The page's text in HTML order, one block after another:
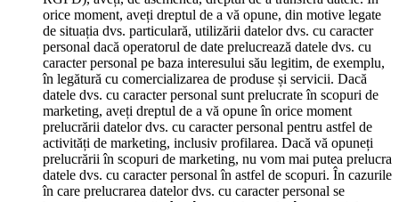
orice moment, aveți dreptul de a vă opune, din motive legate
de situația dvs. particulară, utilizării datelor dvs. cu caracter
personal dacă operatorul de date prelucrează datele dvs. cu
caracter personal pe baza interesului său legitim, de exemplu,
în legătură cu comercializarea de produse și servicii. Dacă
datele dvs. cu caracter personal sunt prelucrate în scopuri de
marketing, aveți dreptul de a vă opune în orice moment
prelucrării datelor dvs. cu caracter personal pentru astfel de
activități de marketing, inclusiv profilarea. Dacă vă opuneți
prelucrării în scopuri de marketing, nu vom mai putea prelucra
datele dvs. cu caracter personal în astfel de scopuri. În cazurile
în care prelucrarea datelor dvs. cu caracter personal se